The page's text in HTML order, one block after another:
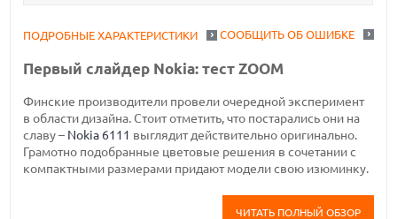
СООБЩИТЬ ОБ ОШИБКЕ
ПОДРОБНЫЕ ХАРАКТЕРИСТИКИ
Первый слайдер Nokia: тест ZOOM
Финские производители провели очередной эксперимент
в области дизайна. Стоит отметить, что постарались они на
славу – Nokia 6111 выглядит действительно оригинально.
Грамотно подобранные цветовые решения в сочетании с
компактными размерами придают модели свою изюминку.
ЧИТАТЬ ПОЛНЫЙ ОБЗОР